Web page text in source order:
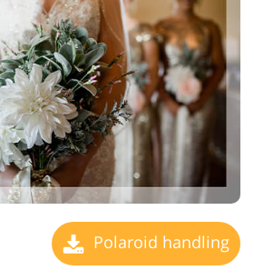
Polaroid handling